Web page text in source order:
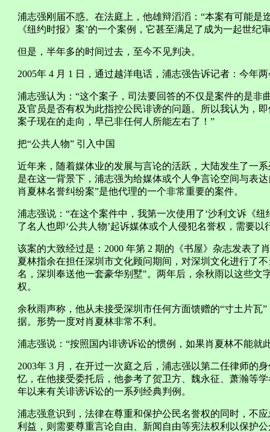
浦志强刚届不惑。在法庭上，他雄辩滔滔：“本案有可能是
《纽约时报》案’的一个案例，它甚至满足了成为一起世
但是，半年多的时间过去，至今不见判决。
2005年 4 月 1 日，通过越洋电话，浦志强告诉记者：今年
浦志强认为：“这个案子，司法要回答的不仅是案件的是非
及官员是否有权为此指控公民诽谤的问题。所以我认为，
案子现在的走向，早已非任何人所能左右了！”
把“公共人物” 引入中国
近年来，随着媒体业的发展与言论的活跃，大陆发生了一
是在这一背景下，浦志强为给媒体或个人争言论空间与表
肖夏林名誉纠纷案”是他代理的一个非常重要的案件。
浦志强说：“在这个案件中，我第一次使用了‘沙利文诉《纽
了名人也即‘公共人物’起诉媒体或个人侵犯名誉权，需要
该案的大致经过是：2000 年第 2 期的《书屋》杂志发表了
夏林指余在担任深圳市文化顾问期间，对深圳文化进行了
名，深圳奉送他一套豪华别墅"。两年后，余秋雨以这些文
权。
余秋雨声称，他从未接受深圳市任何方面馈赠的“寸土片瓦
据。形势一度对肖夏林非常不利。
浦志强说：“按照国内诽谤诉讼的惯例，如果肖夏林不能就
2003年 3 月，在开过一次庭之后，浦志强以第二任律师的
忆，在他接受委托后，他参考了贺卫方、魏永征、萧瀚等
年以来有关诽谤诉讼的一系列经典判例。
浦志强意识到，法律在尊重和保护公民名誉权的同时，不
利益，则需要尊重言论自由、新闻自由等宪法权利以保护